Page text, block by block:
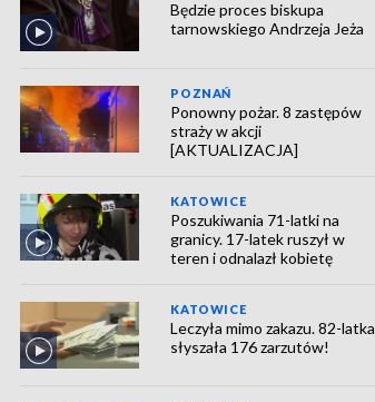
Będzie proces biskupa
tarnowskiego Andrzeja Jeża
POZNAŃ
Ponowny pożar. 8 zastępów
straży w akcji
[AKTUALIZACJA]
KATOWICE
Poszukiwania 71-latki na
granicy. 17-latek ruszył w
teren i odnalazł kobietę
KATOWICE
Leczyła mimo zakazu. 82-latka
słyszała 176 zarzutów!